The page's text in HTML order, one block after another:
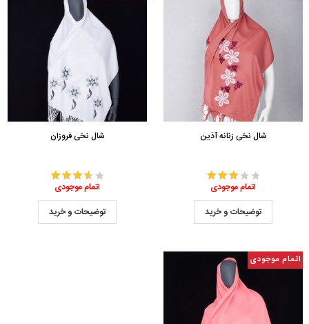
شال نخی زنانه آذین
اتمام موجودی
توضیحات و خرید
شال نخی فروزان
اتمام موجودی
توضیحات و خرید
اتمام موجودی